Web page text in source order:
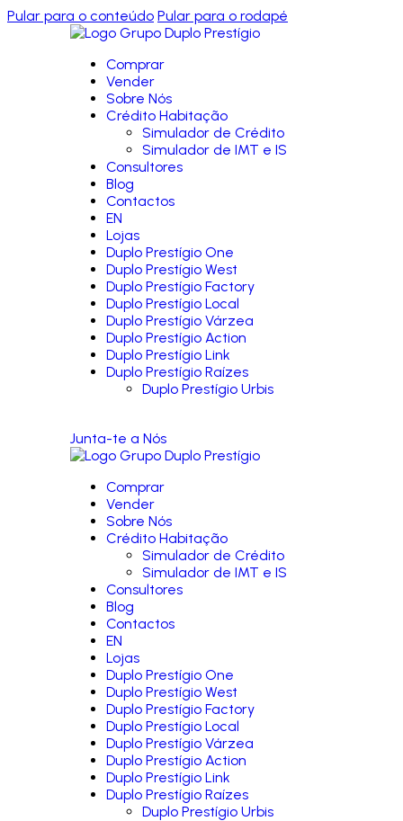
Pular para o conteúdo Pular para o rodapé
Comprar
Vender
Sobre Nós
Crédito Habitação
Simulador de Crédito
Simulador de IMT e IS
Consultores
Blog
Contactos
EN
Lojas
Duplo Prestígio One
Duplo Prestígio West
Duplo Prestígio Factory
Duplo Prestígio Local
Duplo Prestígio Várzea
Duplo Prestígio Action
Duplo Prestígio Link
Duplo Prestígio Raízes
Duplo Prestígio Urbis
Junta-te a Nós
Comprar
Vender
Sobre Nós
Crédito Habitação
Simulador de Crédito
Simulador de IMT e IS
Consultores
Blog
Contactos
EN
Lojas
Duplo Prestígio One
Duplo Prestígio West
Duplo Prestígio Factory
Duplo Prestígio Local
Duplo Prestígio Várzea
Duplo Prestígio Action
Duplo Prestígio Link
Duplo Prestígio Raízes
Duplo Prestígio Urbis